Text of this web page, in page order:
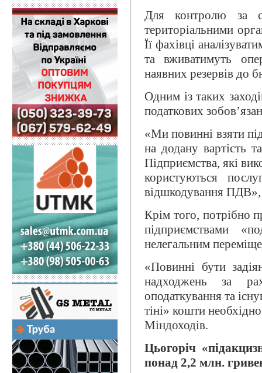
Для контролю за
територіальними
Її фахівці
та вживатимуть
наявних резервів до
Одним із таких
податкових
«Ми повинні взяти
на додану вартість
Підприємства, які
користуються
відшкодування ПДВ»,
Крім того, потрібно
підприємствами
нелегальним
«Повинні бути
надходжень за
оподаткування та
тіні» кошти
Міндоходів.
Цьогоріч
понад 2,2 млн.